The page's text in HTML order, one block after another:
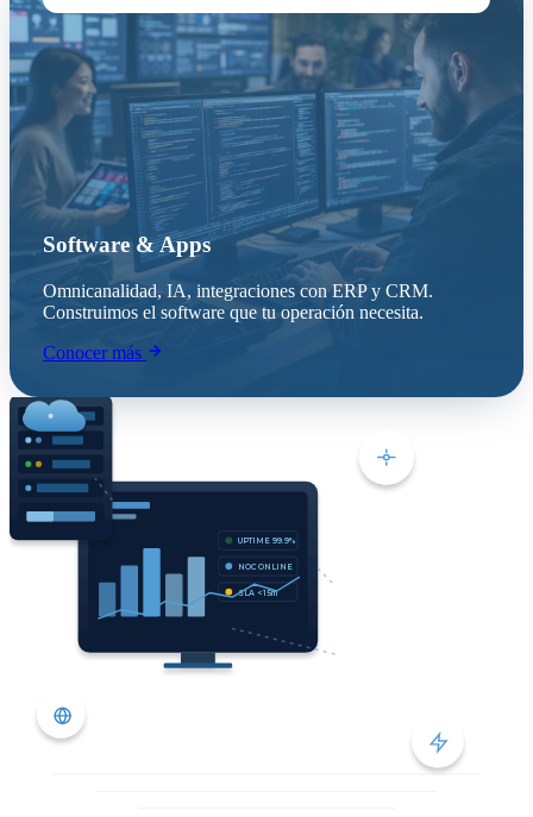
Software & Apps
Omnicanalidad, IA, integraciones con ERP y CRM.
Construimos el software que tu operación necesita.
Conocer más
UPTIME 99.9%
SLA <15m